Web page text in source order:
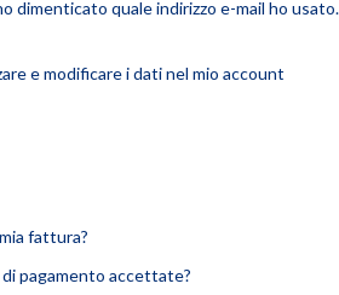
dimenticato quale indirizzo e-mail ho usato.
e modificare i dati nel mio account
fattura?
pagamento accettate?